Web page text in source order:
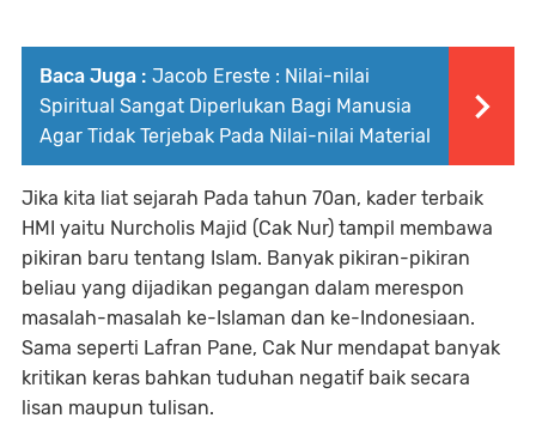
Baca Juga : Jacob Ereste : Nilai-nilai
Spiritual Sangat Diperlukan Bagi Manusia
Agar Tidak Terjebak Pada Nilai-nilai Material
Jika kita liat sejarah Pada tahun 70an, kader terbaik
HMI yaitu Nurcholis Majid (Cak Nur) tampil membawa
pikiran baru tentang Islam. Banyak pikiran-pikiran
beliau yang dijadikan pegangan dalam merespon
masalah-masalah ke-Islaman dan ke-Indonesiaan.
Sama seperti Lafran Pane, Cak Nur mendapat banyak
kritikan keras bahkan tuduhan negatif baik secara
lisan maupun tulisan.